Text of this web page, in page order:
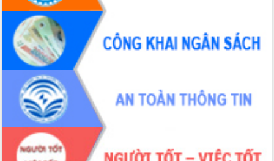
Hội thảo khoa học “Giải pháp thúc đẩy
phát triển nền kinh tế xanh tại tỉnh
Đắk Lắk”
Tăng cường giám sát, đôn đốc thực
hiện nhiệm vụ quản lý tài sản công
hàng tuần
Tháo gỡ những vướng mắc, đẩy mạnh
công tác cải cách thủ tục hành chính
tại Trung tâm Phục vụ hành chính
công tỉnh
Đắk Lắk: Tôn vinh 46 giải pháp tại Hội
thi Sáng tạo Kỹ thuật 2024 - 2025